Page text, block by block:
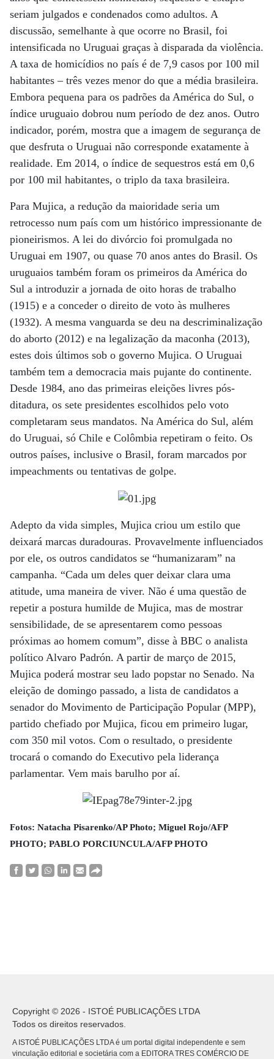
seriam julgados e condenados como adultos. A
discussão, semelhante à que ocorre no Brasil, foi
intensificada no Uruguai graças à disparada da violência.
A taxa de homicídios no país é de 7,9 casos por 100 mil
habitantes – três vezes menor do que a média brasileira.
Embora pequena para os padrões da América do Sul, o
índice uruguaio dobrou num período de dez anos. Outro
indicador, porém, mostra que a imagem de segurança de
que desfruta o Uruguai não corresponde exatamente à
realidade. Em 2014, o índice de sequestros está em 0,6
por 100 mil habitantes, o triplo da taxa brasileira.
Para Mujica, a redução da maioridade seria um
retrocesso num país com um histórico impressionante de
pioneirismos. A lei do divórcio foi promulgada no
Uruguai em 1907, ou quase 70 anos antes do Brasil. Os
uruguaios também foram os primeiros da América do
Sul a introduzir a jornada de oito horas de trabalho
(1915) e a conceder o direito de voto às mulheres
(1932). A mesma vanguarda se deu na descriminalização
do aborto (2012) e na legalização da maconha (2013),
estes dois últimos sob o governo Mujica. O Uruguai
também tem a democracia mais pujante do continente.
Desde 1984, ano das primeiras eleições livres pós-
ditadura, os sete presidentes escolhidos pelo voto
completaram seus mandatos. Na América do Sul, além
do Uruguai, só Chile e Colômbia repetiram o feito. Os
outros países, inclusive o Brasil, foram marcados por
impeachments ou tentativas de golpe.
Adepto da vida simples, Mujica criou um estilo que
deixará marcas duradouras. Provavelmente influenciados
por ele, os outros candidatos se “humanizaram” na
campanha. “Cada um deles quer deixar clara uma
atitude, uma maneira de viver. Não é uma questão de
repetir a postura humilde de Mujica, mas de mostrar
sensibilidade, de se apresentarem como pessoas
próximas ao homem comum”, disse à BBC o analista
político Alvaro Padrón. A partir de março de 2015,
Mujica poderá mostrar seu lado popstar no Senado. Na
eleição de domingo passado, a lista de candidatos a
senador do Movimento de Participação Popular (MPP),
partido chefiado por Mujica, ficou em primeiro lugar,
com 350 mil votos. Com o resultado, o presidente
trocará o comando do Executivo pela liderança
parlamentar. Vem mais barulho por aí.
Fotos: Natacha Pisarenko/AP Photo; Miguel Rojo/AFP
PHOTO; PABLO PORCIUNCULA/AFP PHOTO
Copyright © 2026 - ISTOÉ PUBLICAÇÕES LTDA
Todos os direitos reservados.
A ISTOÉ PUBLICAÇÕES LTDA é um portal digital independente e sem
vinculação editorial e societária com a EDITORA TRES COMÉRCIO DE